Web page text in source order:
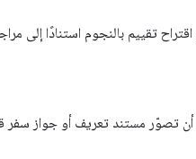
تقييم بالنجوم استنادًا إلى
أن تصوّر مستند تعريف أو جواز سفر